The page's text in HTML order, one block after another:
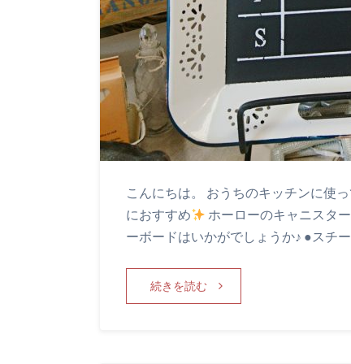
こんにちは。 おうちのキッチンに使
におすすめ
ホーローのキャニスタ
ーボードはいかがでしょうか♪ ●スチ
続きを読む